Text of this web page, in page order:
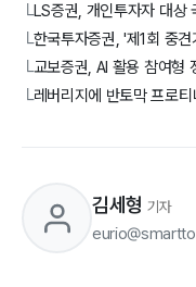
└LS증권, 개인투자자 대상
└한국투자증권, '제1회 중
└교보증권, AI 활용 참여형
└레버리지에 반토막 프로
김세형 기자